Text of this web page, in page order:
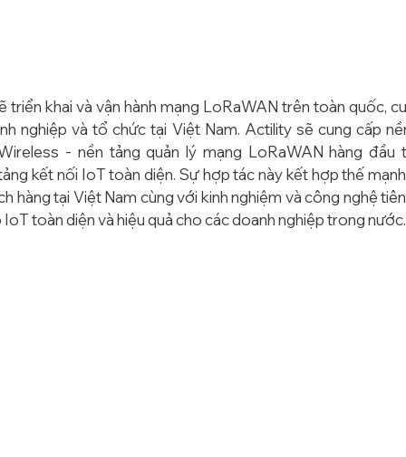
triển khai và vận hành mạng LoRaWAN trên toàn quốc,
nghiệp và tổ chức tại Việt Nam. Actility sẽ cung cấp
- nền tảng quản lý mạng LoRaWAN hàng đầu
kết nối IoT toàn diện. Sự hợp tác này kết hợp thế
hàng tại Việt Nam cùng với kinh nghiệm và công nghệ
IoT toàn diện và hiệu quả cho các doanh nghiệp trong nước.